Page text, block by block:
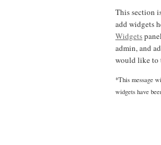
This section
add widgets
Widgets
admin, and
would like to
*This message
widgets have